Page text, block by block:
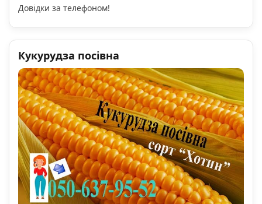
Довідки за телефоном!
Кукурудза посівна